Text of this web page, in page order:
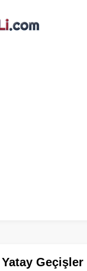
Yatay Geçişler